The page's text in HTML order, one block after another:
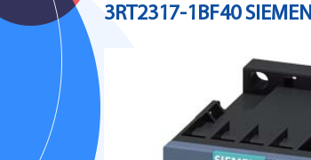
3RT2317-1BF40